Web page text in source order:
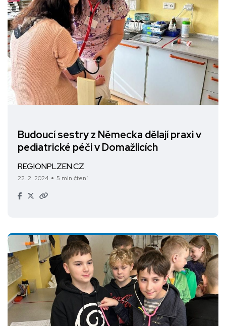
Budoucí sestry z Německa dělají praxi v
pediatrické péči v Domažlicích
REGIONPLZEN.CZ
22. 2. 2024 5 min čtení